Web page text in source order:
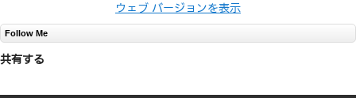
ウェブ バージョンを表示
Follow Me
共有する